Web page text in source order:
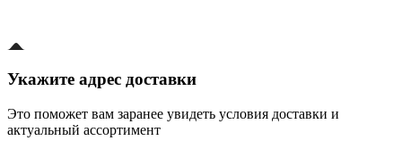
Укажите адрес доставки
Это поможет вам заранее увидеть условия доставки и
актуальный ассортимент